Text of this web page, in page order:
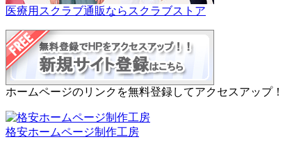
医療用スクラブ通販ならスクラブストア
ホームページのリンクを無料登録してアクセスアップ！
格安ホームページ制作工房